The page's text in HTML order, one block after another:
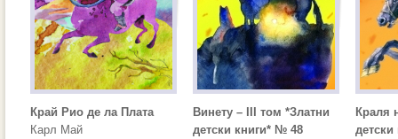
Край Рио де ла Плата
Карл Май
Винету – III том *Златни
детски книги* № 48
Краля